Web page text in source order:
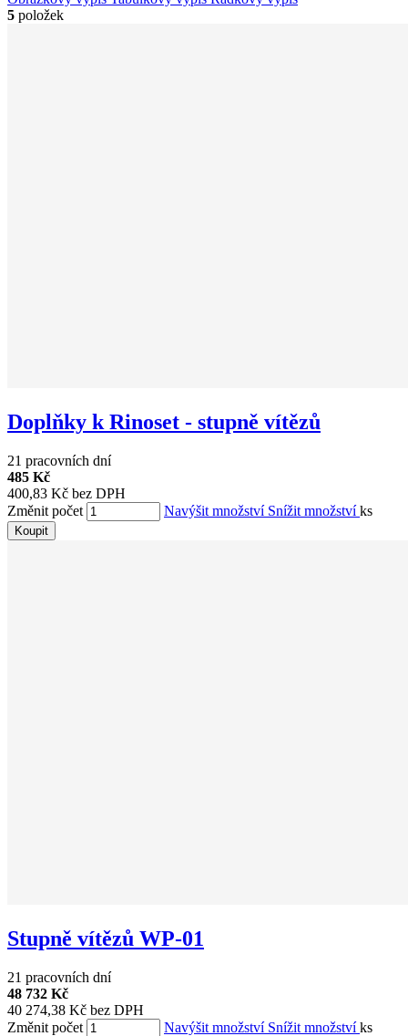
5 položek
Doplňky k Rinoset - stupně vítězů
21 pracovních dní
485 Kč
400,83 Kč bez DPH
Změnit počet
Navýšit množství Snížit množstvíks
Koupit
Stupně vítězů WP-01
21 pracovních dní
48 732 Kč
40 274,38 Kč bez DPH
Změnit počet
Navýšit množství Snížit množstvíks